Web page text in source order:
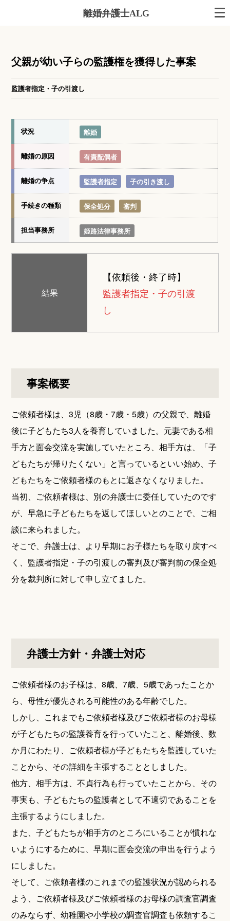
離婚弁護士ALG
父親が幼い子らの監護権を獲得した事案
監護者指定・子の引渡し
状況 離婚
離婚の原因 有責配偶者
離婚の争点 監護者指定 子の引き渡し
手続きの種類 保全処分 審判
担当事務所 姫路法律事務所
結果
【依頼後・終了時】
監護者指定・子の引渡
し
事案概要
ご依頼者様は、3児（8歳・7歳・5歳）の父親で、離婚
後に子どもたち3人を養育していました。元妻である相
手方と面会交流を実施していたところ、相手方は、「子
どもたちが帰りたくない」と言っているといい始め、子
どもたちをご依頼者様のもとに返さなくなりました。
当初、ご依頼者様は、別の弁護士に委任していたのです
が、早急に子どもたちを返してほしいとのことで、ご相
談に来られました。
そこで、弁護士は、より早期にお子様たちを取り戻すべ
く、監護者指定・子の引渡しの審判及び審判前の保全処
分を裁判所に対して申し立てました。
弁護士方針・弁護士対応
ご依頼者様のお子様は、8歳、7歳、5歳であったことか
ら、母性が優先される可能性のある年齢でした。
しかし、これまでもご依頼者様及びご依頼者様のお母様
が子どもたちの監護養育を行っていたこと、離婚後、数
か月にわたり、ご依頼者様が子どもたちを監護していた
ことから、その詳細を主張することとしました。
他方、相手方は、不貞行為も行っていたことから、その
事実も、子どもたちの監護者として不適切であることを
主張するようにしました。
また、子どもたちが相手方のところにいることが慣れな
いようにするために、早期に面会交流の申出を行うよう
にしました。
そして、ご依頼者様のこれまでの監護状況が認められる
よう、ご依頼者様及びご依頼者様のお母様の調査官調査
のみならず、幼稚園や小学校の調査官調査も依頼するこ